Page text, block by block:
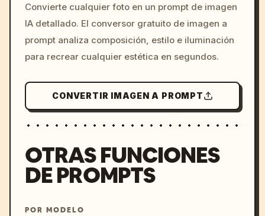
c, cyberpunk sunset, neon
colors, 8k --v 6.0
Convierte cualquier foto en un prompt de imagen
IA detallado. El conversor gratuito de imagen a
prompt analiza composición, estilo e iluminación
para recrear cualquier estética en segundos.
CONVERTIR IMAGEN A PROMPT
OTRAS FUNCIONES
DE PROMPTS
POR MODELO